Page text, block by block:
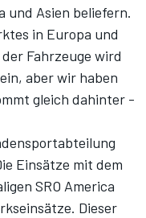
und Asien beliefern.
in Europa und
Fahrzeuge wird
aber wir haben
gleich dahinter -
Einsätze mit dem
SRO America
Dieser